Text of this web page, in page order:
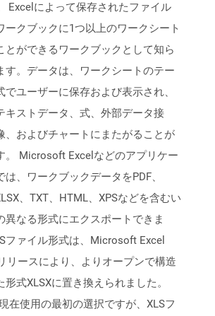
Excelによって保存されたファイル
ークブックに1つ以上のワークシート
とができるワークブックとして知ら
す。データは、ワークシートのテー
でユーザーに保存および表示され、
キストデータ、式、外部データ接
、およびチャートにまたがることが
。 Microsoft Excelなどのアプリケー
は、ワークブックデータをPDF、
、TXT、HTML、XPSなどを含むい
異なる形式にエクスポートできま
ファイル形式は、Microsoft Excel
リースにより、よりオープンで構造
形式XLSXに置き換えられました。
在使用の最初の選択ですが、XLSフ